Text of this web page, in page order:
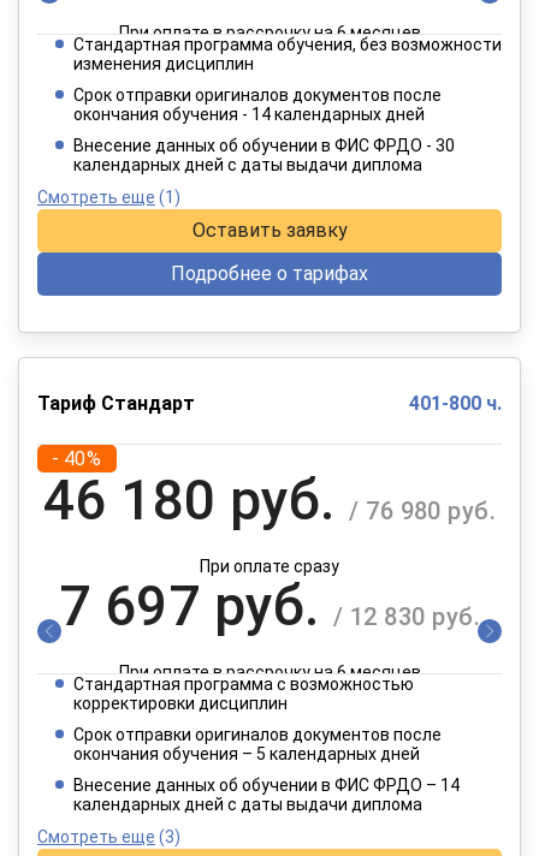
При оплате в рассрочку на 6 месяцев
2 749 руб.
При оплате в рассрочку на 12 месяцев
Стандартная программа обучения, без возможности
изменения дисциплин
Срок отправки оригиналов документов после
окончания обучения - 14 календарных дней
Внесение данных об обучении в ФИС ФРДО - 30
календарных дней с даты выдачи диплома
Смотреть еще (1)
Оставить заявку
Подробнее о тарифах
Тариф Стандарт 401-800 ч.
- 40%
46 180 руб. / 76 980 руб.
При оплате сразу
7 697 руб. / 12 830 руб.
При оплате в рассрочку на 6 месяцев
3 849 руб.
При оплате в рассрочку на 12 месяцев
Стандартная программа с возможностью
корректировки дисциплин
Срок отправки оригиналов документов после
окончания обучения – 5 календарных дней
Внесение данных об обучении в ФИС ФРДО – 14
календарных дней с даты выдачи диплома
Смотреть еще (3)